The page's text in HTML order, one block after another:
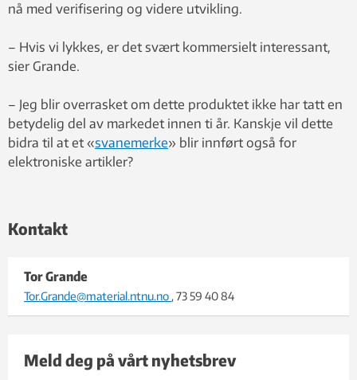
nå med verifisering og videre utvikling.
– Hvis vi lykkes, er det svært kommersielt interessant,
sier Grande.
– Jeg blir overrasket om dette produktet ikke har tatt en
betydelig del av markedet innen ti år. Kanskje vil dette
bidra til at et «svanemerke» blir innført også for
elektroniske artikler?
Kontakt
Tor Grande
Tor.Grande@material.ntnu.no , 73 59 40 84
Meld deg på vårt nyhetsbrev